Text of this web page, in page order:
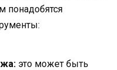
понадобятся
это может быть